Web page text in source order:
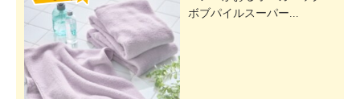
ボブパイルスーパー...